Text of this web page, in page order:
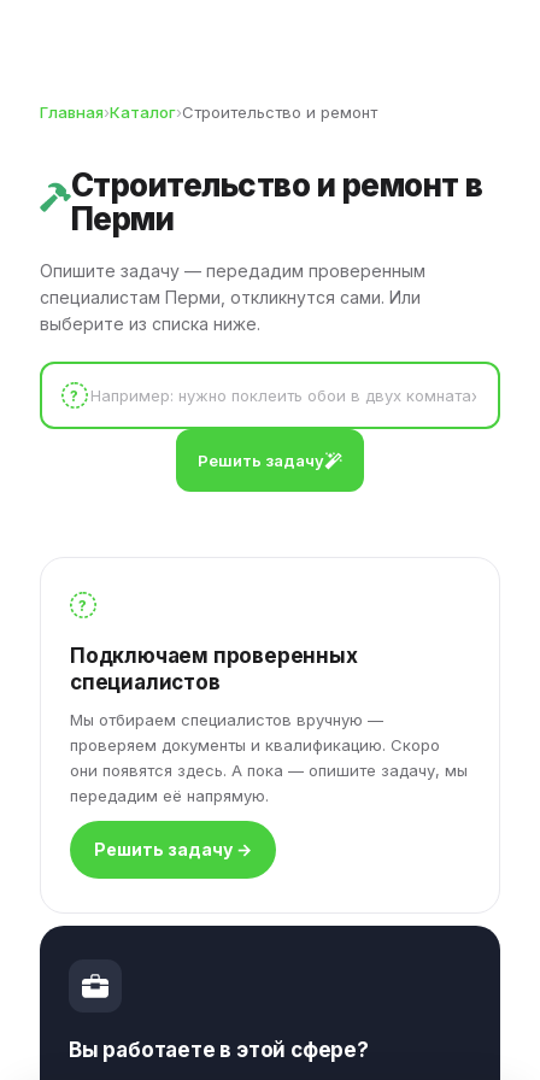
Главная›Каталог›Строительство и ремонт
Строительство и ремонт в
Перми
Опишите задачу — передадим проверенным
специалистам Перми, откликнутся сами. Или
выберите из списка ниже.
?
Решить задачу
?
Подключаем проверенных
специалистов
Мы отбираем специалистов вручную —
проверяем документы и квалификацию. Скоро
они появятся здесь. А пока — опишите задачу, мы
передадим её напрямую.
Решить задачу →
Вы работаете в этой сфере?